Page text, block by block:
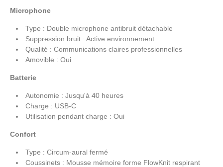
Microphone
Type : Double microphone antibruit détachable
Suppression bruit : Active environnement
Qualité : Communications claires professionnelles
Amovible : Oui
Batterie
Autonomie : Jusqu'à 40 heures
Charge : USB-C
Utilisation pendant charge : Oui
Confort
Type : Circum-aural fermé
Coussinets : Mousse mémoire forme FlowKnit respirant